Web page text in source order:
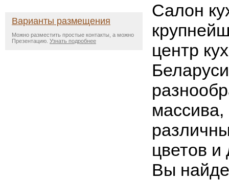
Варианты размещения
Можно разместить простые контакты, а можно
Презентацию. Узнать подробнее
Салон
центр
цветов и
Вы